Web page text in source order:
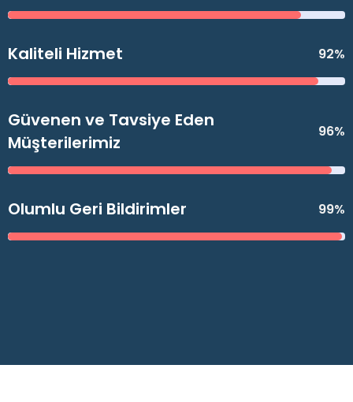
Kaliteli Hizmet 92%
Güvenen ve Tavsiye Eden
Müşterilerimiz
96%
Olumlu Geri Bildirimler 99%